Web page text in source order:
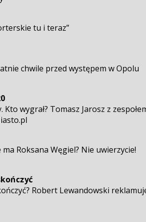
tu i teraz”
chwile przed występem w Opolu
wygrał? Tomasz Jarosz z
Roksana Węgiel? Nie uwierzycie!
Robert Lewandowski